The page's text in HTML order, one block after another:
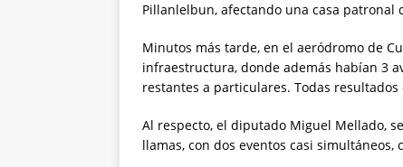
Pillanlelbun, afectando una casa
Minutos más tarde, en el aeródromo de
infraestructura, donde además habían 3
restantes a particulares. Todas resultados
Al respecto, el diputado Miguel Mellado,
llamas, con dos eventos casi